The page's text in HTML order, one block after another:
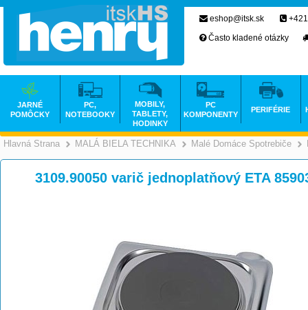
Hlavná Strana >
MALÁ BIELA TECHNIKA >
Malé Domáce Spotrebiče
3109.90050 varič jednoplatňový ETA
eshop@itsk.sk
Často kladené otázky
JARNÉ
POMÔCKY
PC,
NOTEBOOKY
MOBILY,
TABLETY,
HODINKY
PC
KOMPONENTY
PERIFÉRIE